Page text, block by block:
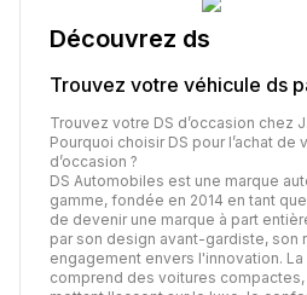
Découvrez ds
Trouvez votre véhicule ds
Trouvez votre DS d’occasion chez
Pourquoi choisir DS pour l’achat
d’occasion ?
DS Automobiles est une marque
gamme, fondée en 2014 en tant
de devenir une marque à part
par son design avant-gardiste, son
engagement envers l'innovation.
comprend des voitures